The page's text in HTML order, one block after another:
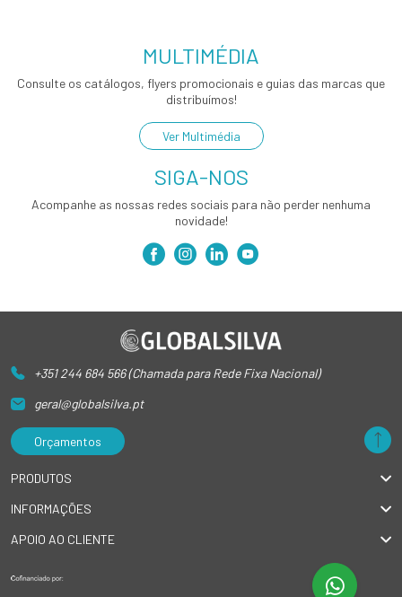
MULTIMÉDIA
Consulte os catálogos, flyers promocionais e guias das marcas que
distribuímos!
Ver Multimédia
SIGA-NOS
Acompanhe as nossas redes sociais para não perder nenhuma
novidade!
+351 244 684 566 (Chamada para Rede Fixa Nacional)
geral@globalsilva.pt
Orçamentos
PRODUTOS
INFORMAÇÕES
APOIO AO CLIENTE